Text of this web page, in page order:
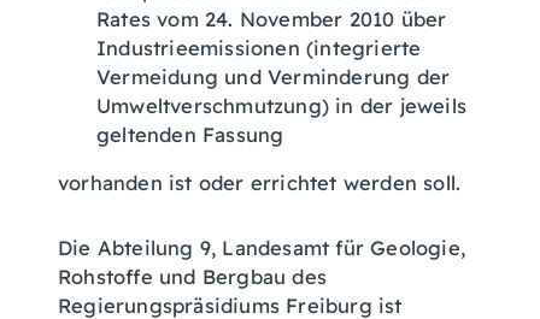
Rates vom 24. November 2010 über
Industrieemissionen (integrierte
Vermeidung und Verminderung der
Umweltverschmutzung) in der jeweils
geltenden Fassung
vorhanden ist oder errichtet werden soll.
Die Abteilung 9, Landesamt für Geologie,
Rohstoffe und Bergbau des
Regierungspräsidiums Freiburg ist